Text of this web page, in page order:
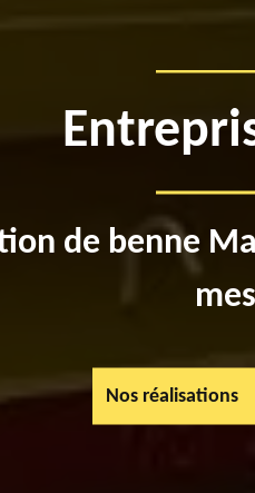
de benne
Nos réalisations